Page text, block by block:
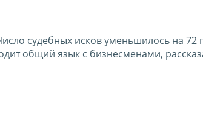
судебных исков уменьшилось на 72
общий язык с бизнесменами,